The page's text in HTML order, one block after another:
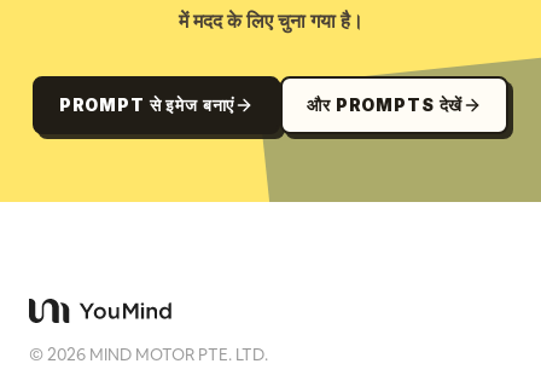
में मदद के लिए चुना गया है।
PROMPT से इमेज बनाएं और PROMPTS देखें
©2026 MIND MOTOR PTE. LTD.